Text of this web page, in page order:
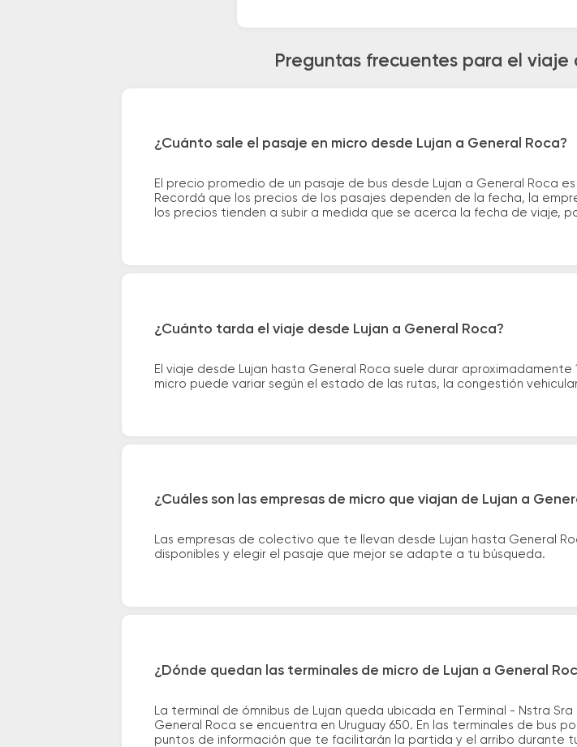
Preguntas frecuentes para el viaje
¿Cuánto sale el pasaje en micro desde Lujan a General Roca?
El precio promedio de un pasaje de bus desde Lujan a General Roca
Recordá que los precios de los pasajes dependen de la fecha, la
los precios tienden a subir a medida que se acerca la fecha de viaje,
¿Cuánto tarda el viaje desde Lujan a General Roca?
El viaje desde Lujan hasta General Roca suele durar
micro puede variar según el estado de las rutas, la congestión
¿Cuáles son las empresas de micro que viajan de Lujan a
Las empresas de colectivo que te llevan desde Lujan hasta General
disponibles y elegir el pasaje que mejor se adapte a tu búsqueda.
¿Dónde quedan las terminales de micro de Lujan a General
La terminal de ómnibus de Lujan queda ubicada en Terminal - Nstra
General Roca se encuentra en Uruguay 650. En las terminales de bus
puntos de información que te facilitarán la partida y el arribo durante